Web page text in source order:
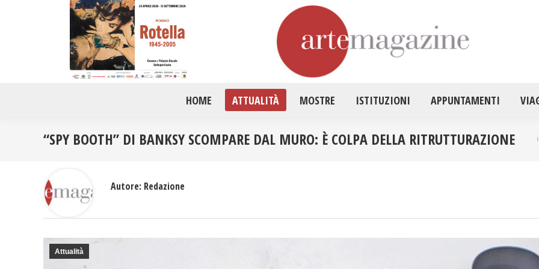
HOME ATTUALITÀ MOSTRE ISTITUZIONI APPUNTAMENTI
“SPY BOOTH” DI BANKSY SCOMPARE DAL MURO: È COLPA DELLA RITRUTTURAZIONE
Attualità
Autore: Redazione
HOME